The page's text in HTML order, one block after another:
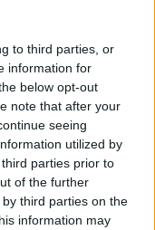
to third parties, or
information for
below opt-out
note that after your
seeing
utilized by
parties prior to
of the further
third parties on the
information may
batteri rymmer
nya